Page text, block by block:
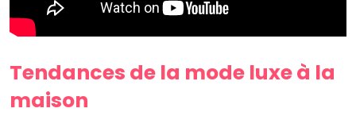
Tendances de la mode luxe à la
maison